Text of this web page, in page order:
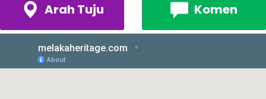
Arah Tuju Komen